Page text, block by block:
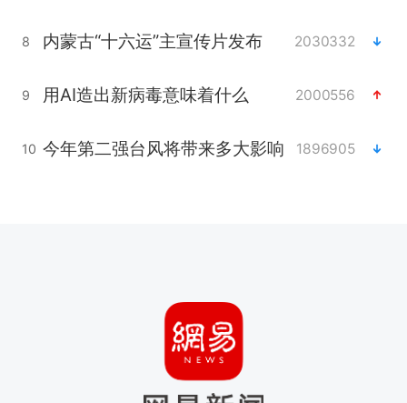
8 内蒙古“十六运”主宣传片发布 2030332
9 用AI造出新病毒意味着什么 2000556
10 今年第二强台风将带来多大影响 1896905